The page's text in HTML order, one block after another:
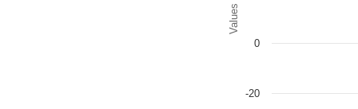
Values
-20
0